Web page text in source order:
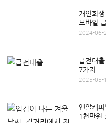
개인회
모바일
2024-06-
급전대
7가지
2025-05-
앤알캐
1천만원